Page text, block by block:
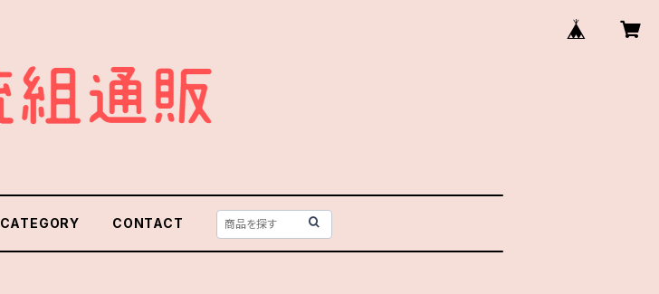
CATEGORY CONTACT